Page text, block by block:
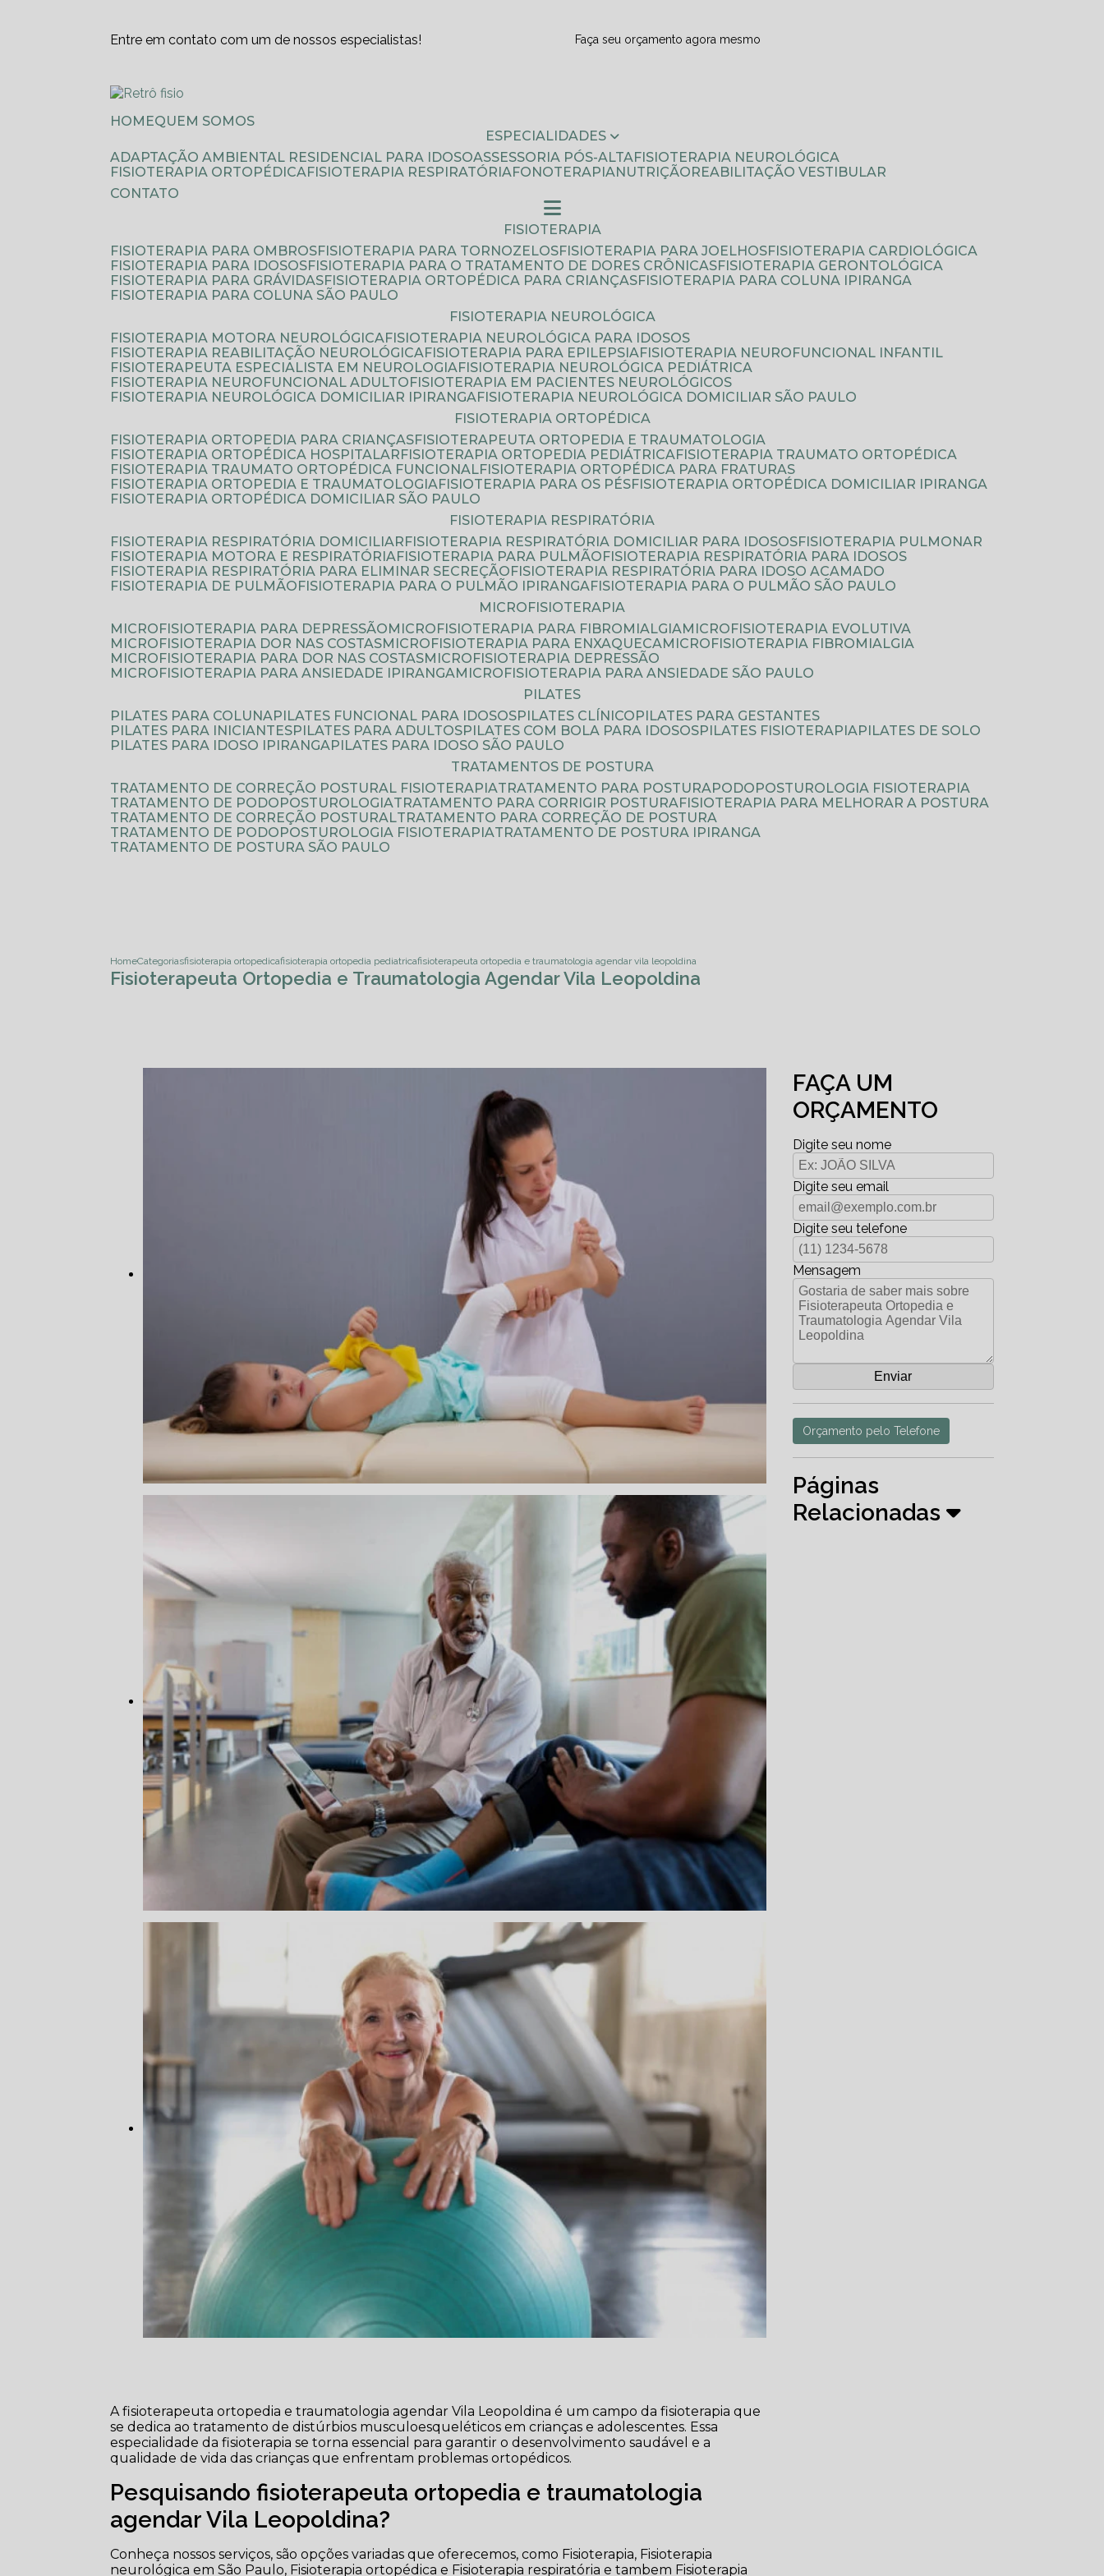
Entre em contato com um de nossos especialistas! Faça seu orçamento agora mesmo
HOME
QUEM SOMOS
ESPECIALIDADES
ADAPTAÇÃO AMBIENTAL RESIDENCIAL PARA IDOSO
ASSESSORIA PÓS-ALTA
FISIOTERAPIA NEUROLÓGICA
FISIOTERAPIA ORTOPÉDICA
FISIOTERAPIA RESPIRATÓRIA FONOTERAPIA NUTRIÇÃO
REABILITAÇÃO VESTIBULAR
CONTATO
FISIOTERAPIA
FISIOTERAPIA PARA OMBROS
FISIOTERAPIA PARA TORNOZELOS FISIOTERAPIA PARA JOELHOS
FISIOTERAPIA CARDIOLÓGICA
FISIOTERAPIA PARA IDOSOS
FISIOTERAPIA PARA O TRATAMENTO DE DORES CRÔNICAS
FISIOTERAPIA GERONTOLÓGICA
FISIOTERAPIA PARA GRÁVIDAS
FISIOTERAPIA ORTOPÉDICA PARA CRIANÇAS
FISIOTERAPIA PARA COLUNA IPIRANGA
FISIOTERAPIA PARA COLUNA SÃO PAULO
FISIOTERAPIA NEUROLÓGICA
FISIOTERAPIA MOTORA NEUROLÓGICA
FISIOTERAPIA NEUROLÓGICA PARA IDOSOS
FISIOTERAPIA REABILITAÇÃO NEUROLÓGICA
FISIOTERAPIA PARA EPILEPSIA
FISIOTERAPIA NEUROFUNCIONAL INFANTIL
FISIOTERAPEUTA ESPECIALISTA EM NEUROLOGIA
FISIOTERAPIA NEUROLÓGICA PEDIÁTRICA
FISIOTERAPIA NEUROFUNCIONAL ADULTO
FISIOTERAPIA EM PACIENTES NEUROLÓGICOS
FISIOTERAPIA NEUROLÓGICA DOMICILIAR IPIRANGA
FISIOTERAPIA NEUROLÓGICA DOMICILIAR SÃO PAULO
FISIOTERAPIA ORTOPÉDICA
FISIOTERAPIA ORTOPEDIA PARA CRIANÇAS
FISIOTERAPEUTA ORTOPEDIA E TRAUMATOLOGIA
FISIOTERAPIA ORTOPÉDICA HOSPITALAR
FISIOTERAPIA ORTOPEDIA PEDIÁTRICA
FISIOTERAPIA TRAUMATO ORTOPÉDICA
FISIOTERAPIA TRAUMATO ORTOPÉDICA FUNCIONAL
FISIOTERAPIA ORTOPÉDICA PARA FRATURAS
FISIOTERAPIA ORTOPEDIA E TRAUMATOLOGIA
FISIOTERAPIA PARA OS PÉS
FISIOTERAPIA ORTOPÉDICA DOMICILIAR IPIRANGA
FISIOTERAPIA ORTOPÉDICA DOMICILIAR SÃO PAULO
FISIOTERAPIA RESPIRATÓRIA
FISIOTERAPIA RESPIRATÓRIA DOMICILIAR
FISIOTERAPIA RESPIRATÓRIA DOMICILIAR PARA IDOSOS
FISIOTERAPIA PULMONAR
FISIOTERAPIA MOTORA E RESPIRATÓRIA
FISIOTERAPIA PARA PULMÃO
FISIOTERAPIA RESPIRATÓRIA PARA IDOSOS
FISIOTERAPIA RESPIRATÓRIA PARA ELIMINAR SECREÇÃO
FISIOTERAPIA RESPIRATÓRIA PARA IDOSO ACAMADO
FISIOTERAPIA DE PULMÃO
FISIOTERAPIA PARA O PULMÃO IPIRANGA
FISIOTERAPIA PARA O PULMÃO SÃO PAULO
MICROFISIOTERAPIA
MICROFISIOTERAPIA PARA DEPRESSÃO
MICROFISIOTERAPIA PARA FIBROMIALGIA
MICROFISIOTERAPIA EVOLUTIVA
MICROFISIOTERAPIA DOR NAS COSTAS
MICROFISIOTERAPIA PARA ENXAQUECA
MICROFISIOTERAPIA FIBROMIALGIA
MICROFISIOTERAPIA PARA DOR NAS COSTAS
MICROFISIOTERAPIA DEPRESSÃO
MICROFISIOTERAPIA PARA ANSIEDADE IPIRANGA
MICROFISIOTERAPIA PARA ANSIEDADE SÃO PAULO
PILATES
PILATES PARA COLUNA
PILATES FUNCIONAL PARA IDOSOS PILATES CLÍNICO
PILATES PARA GESTANTES
PILATES PARA INICIANTES
PILATES PARA ADULTOS PILATES COM BOLA PARA IDOSOS PILATES FISIOTERAPIA
PILATES DE SOLO
PILATES PARA IDOSO IPIRANGA
PILATES PARA IDOSO SÃO PAULO
TRATAMENTOS DE POSTURA
TRATAMENTO DE CORREÇÃO POSTURAL FISIOTERAPIA
TRATAMENTO PARA POSTURA
PODOPOSTUROLOGIA FISIOTERAPIA
TRATAMENTO DE PODOPOSTUROLOGIA
TRATAMENTO PARA CORRIGIR POSTURA
FISIOTERAPIA PARA MELHORAR A POSTURA
TRATAMENTO DE CORREÇÃO POSTURAL
TRATAMENTO PARA CORREÇÃO DE POSTURA
TRATAMENTO DE PODOPOSTUROLOGIA FISIOTERAPIA
TRATAMENTO DE POSTURA IPIRANGA
TRATAMENTO DE POSTURA SÃO PAULO
HomeCategoriasfisioterapia ortopedicafisioterapia ortopedia pediatricafisioterapeuta ortopedia e traumatologia agendar vila leopoldina
Fisioterapeuta Ortopedia e Traumatologia Agendar Vila Leopoldina
A fisioterapeuta ortopedia e traumatologia agendar Vila Leopoldina é um campo da fisioterapia que
se dedica ao tratamento de distúrbios musculoesqueléticos em crianças e adolescentes. Essa
especialidade da fisioterapia se torna essencial para garantir o desenvolvimento saudável e a
qualidade de vida das crianças que enfrentam problemas ortopédicos.
Pesquisando fisioterapeuta ortopedia e traumatologia
agendar Vila Leopoldina?
Conheça nossos serviços, são opções variadas que oferecemos, como Fisioterapia, Fisioterapia
neurológica em São Paulo, Fisioterapia ortopédica e Fisioterapia respiratória e tambem Fisioterapia
FAÇA UM
ORÇAMENTO
Digite seu nome
Digite seu email
Digite seu telefone
Mensagem
Orçamento pelo Telefone
Páginas
Relacionadas